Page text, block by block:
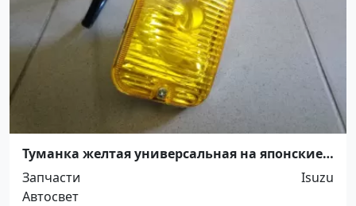
Туманка желтая универсальная на японские
грузовики Краснодар
Запчасти
Isuzu
Автосвет